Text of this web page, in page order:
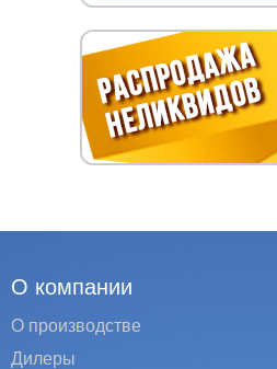
О компании
О производстве
Дилеры